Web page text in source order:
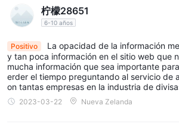
柠檬28651
6-10 años
Positivo
La opacidad de la información
y tan poca información en el sitio web que
mucha información que sea importante
erder el tiempo preguntando al servicio de
on tantas empresas en la industria de
ré un corredor de divisas que satisfaga mis
2023-03-22 Nueva Zelanda